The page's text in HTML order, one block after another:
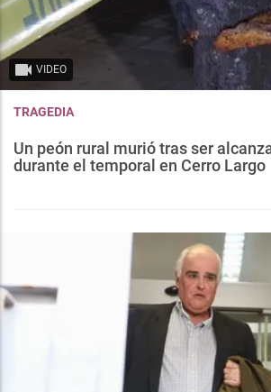
VIDEO
TRAGEDIA
Un peón rural murió tras ser
durante el temporal en Cerro Largo